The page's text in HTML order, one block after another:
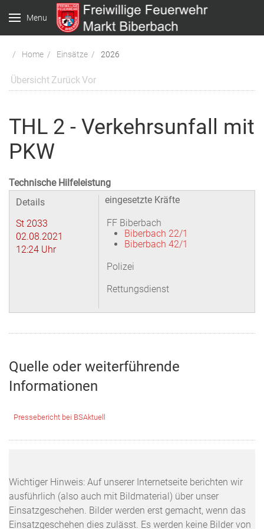
Menu
Home Einsätze 2026
Übersicht ZurückVor
THL 2 - Verkehrsunfall mit
PKW
Technische Hilfeleistung
Details
St 2033
02.08.2021
12:24 Uhr
eingesetzte Kräfte
FF Biberbach
Biberbach 22/1
Biberbach 42/1
Polizei
Rettungsdienst
Quelle oder weiterführende
Informationen
Pressebericht bei BSAktuell
Wichtiger Hinweis: Auf unserer Internetseite berichten wir
ausführlich (also auch mit Bildmaterial) über unser
Einsatzgeschehen. Bilder werden erst gemacht, wenn das
Einsatzgeschehen dies zulässt. Es werden keine Bilder von